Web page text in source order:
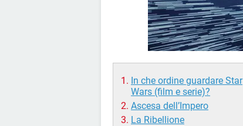
In che ordine guardare Star
Wars (film e serie)?
Ascesa dell’Impero
La Ribellione